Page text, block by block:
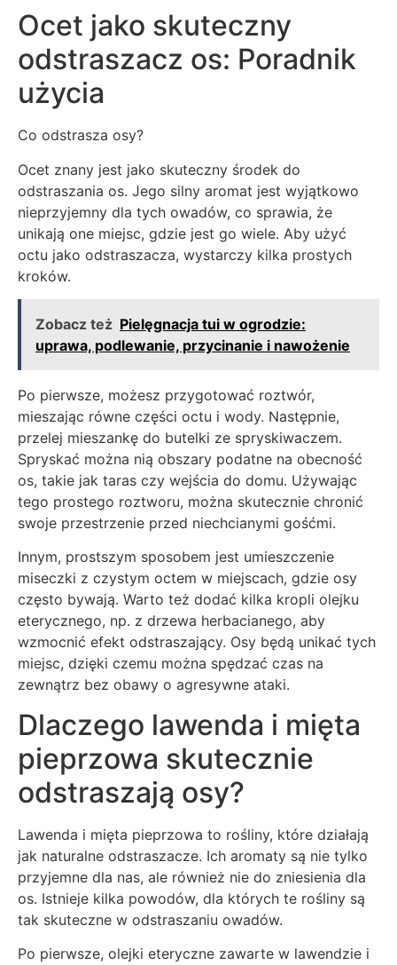
Ocet jako skuteczny
odstraszacz os: Poradnik
użycia
Co odstrasza osy?
Ocet znany jest jako skuteczny środek do
odstraszania os. Jego silny aromat jest wyjątkowo
nieprzyjemny dla tych owadów, co sprawia, że
unikają one miejsc, gdzie jest go wiele. Aby użyć
octu jako odstraszacza, wystarczy kilka prostych
kroków.
Zobacz też Pielęgnacja tui w ogrodzie:
uprawa, podlewanie, przycinanie i nawożenie
Po pierwsze, możesz przygotować roztwór,
mieszając równe części octu i wody. Następnie,
przelej mieszankę do butelki ze spryskiwaczem.
Spryskać można nią obszary podatne na obecność
os, takie jak taras czy wejścia do domu. Używając
tego prostego roztworu, można skutecznie chronić
swoje przestrzenie przed niechcianymi gośćmi.
Innym, prostszym sposobem jest umieszczenie
miseczki z czystym octem w miejscach, gdzie osy
często bywają. Warto też dodać kilka kropli olejku
eterycznego, np. z drzewa herbacianego, aby
wzmocnić efekt odstraszający. Osy będą unikać tych
miejsc, dzięki czemu można spędzać czas na
zewnątrz bez obawy o agresywne ataki.
Dlaczego lawenda i mięta
pieprzowa skutecznie
odstraszają osy?
Lawenda i mięta pieprzowa to rośliny, które działają
jak naturalne odstraszacze. Ich aromaty są nie tylko
przyjemne dla nas, ale również nie do zniesienia dla
os. Istnieje kilka powodów, dla których te rośliny są
tak skuteczne w odstraszaniu owadów.
Po pierwsze, olejki eteryczne zawarte w lawendzie i